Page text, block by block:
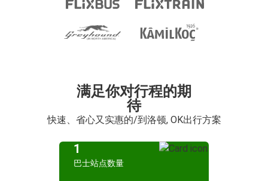
满足你对行程的期
待
快速、省心又实惠的/到洛顿, OK出行方案
1
巴士站点数量